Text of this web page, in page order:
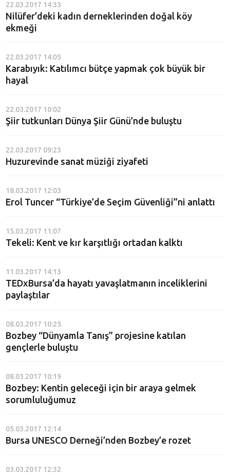
22.03.2017 14:33
Nilüfer’deki kadın derneklerinden doğal köy
ekmeği
22.03.2017 14:05
Karabıyık: Katılımcı bütçe yapmak çok büyük bir
hayal
22.03.2017 10:02
Şiir tutkunları Dünya Şiir Günü’nde buluştu
22.03.2017 09:23
Huzurevinde sanat müziği ziyafeti
18.03.2017 12:03
Erol Tuncer “Türkiye’de Seçim Güvenliği”ni anlattı
15.03.2017 11:07
Tekeli: Kent ve kır karşıtlığı ortadan kalktı
11.03.2017 14:13
TEDxBursa’da hayatı yavaşlatmanın inceliklerini
paylaştılar
08.03.2017 10:25
Bozbey “Dünyamla Tanış” projesine katılan
gençlerle buluştu
08.03.2017 10:19
Bozbey: Kentin geleceği için bir araya gelmek
sorumluluğumuz
05.03.2017 12:14
Bursa UNESCO Derneği’nden Bozbey’e rozet
03.03.2017 12:32